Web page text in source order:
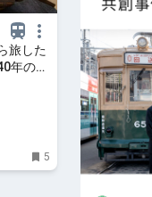
旅した
年の野
5